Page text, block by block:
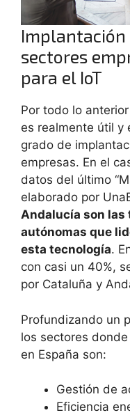
Implantación
sectores
para el IoT
Por todo lo
es realmente útil y
grado de
empresas. En el
datos del último
elaborado por
Andalucía son las
autónomas que
esta tecnología.
con casi un 40%,
por Cataluña y
Profundizando un
los sectores
en España son:
Gestión de
Eficiencia